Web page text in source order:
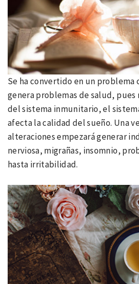
Se ha convertido en un problema
genera problemas de salud,
del sistema inmunitario, el
afecta la calidad del sueño. Una
alteraciones empezará generar
nerviosa, migrañas, insomnio,
hasta irritabilidad.